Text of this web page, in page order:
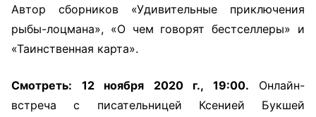
Автор сборников «Удивительные приключения
рыбы-лоцмана», «О чем говорят бестселлеры» и
«Таинственная карта».
Смотреть: 12 ноября 2020 г., 19:00. Онлайн-
встреча с писательницей Ксенией Букшей